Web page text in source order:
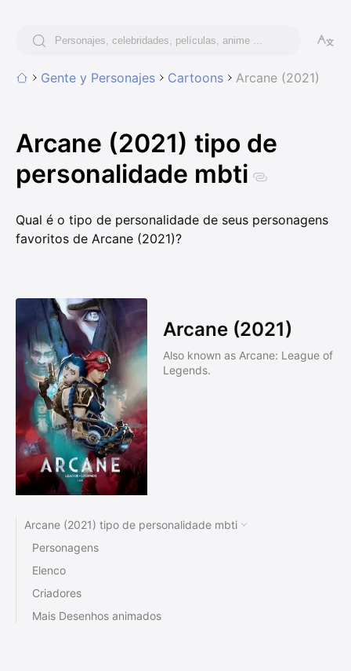
Gente y Personajes Cartoons Arcane (2021)
Arcane (2021) tipo de
personalidade mbti
Qual é o tipo de personalidade de seus personagens
favoritos de Arcane (2021)?
Arcane (2021)
Also known as Arcane: League of
Legends.
Arcane (2021) tipo de personalidade mbti
Personagens
Elenco
Criadores
Mais Desenhos animados